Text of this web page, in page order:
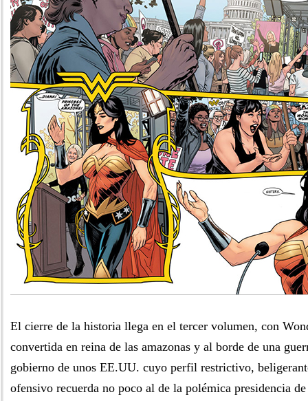
El cierre de la historia llega en el tercer volumen, con
convertida en reina de las amazonas y al borde de una
gobierno de unos EE.UU. cuyo perfil restrictivo,
ofensivo recuerda no poco al de la polémica presidencia